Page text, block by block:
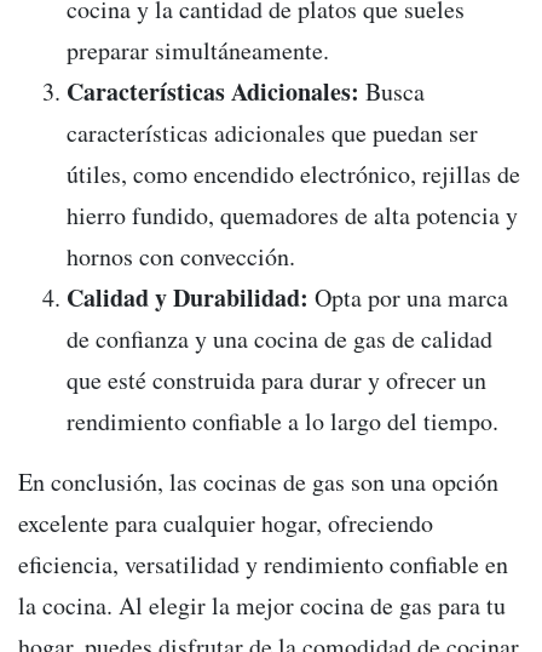
cocina y la cantidad de platos que sueles
preparar simultáneamente.
Características Adicionales: Busca
características adicionales que puedan ser
útiles, como encendido electrónico, rejillas de
hierro fundido, quemadores de alta potencia y
hornos con convección.
Calidad y Durabilidad: Opta por una marca
de confianza y una cocina de gas de calidad
que esté construida para durar y ofrecer un
rendimiento confiable a lo largo del tiempo.
En conclusión, las cocinas de gas son una opción
excelente para cualquier hogar, ofreciendo
eficiencia, versatilidad y rendimiento confiable en
la cocina. Al elegir la mejor cocina de gas para tu